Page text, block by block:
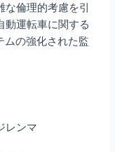
な倫理的考慮を引
動運転車に関する
ムの強化された監
レンマ